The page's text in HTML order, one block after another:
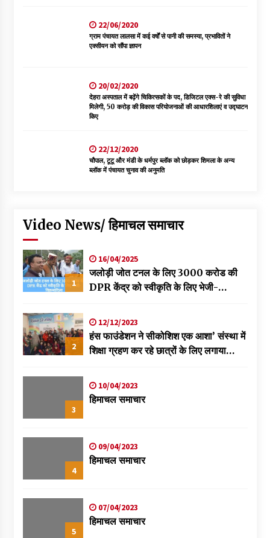
22/06/2020
ग्राम पंचायत लालसा में कई वर्षों से पानी की समस्या, प्रभावितों ने
एक्सीयन को सौंपा ज्ञापन
20/02/2020
देहरा अस्पताल में बढ़ेंगे चिकित्सकों के पद, डिजिटल एक्स-रे की सुविधा
मिलेगी, 50 करोड़ की विकास परियोजनाओं की आधारशिलाएं व उद्घाटन
किए
22/12/2020
चौपाल, टूटू और मंडी के धर्मपुर ब्लॉक को छोड़कर शिमला के अन्य
ब्लॉक में पंचायत चुनाव की अनुमति
Video News/ हिमाचल समाचार
1
16/04/2025
जलोड़ी जोत टनल के लिए 3000 करोड की
DPR केंद्र को स्वीकृति के लिए भेजी-
2
12/12/2023
हंस फाउंडेशन ने सीकोशिश एक आशा’ संस्था में
शिक्षा ग्रहण कर रहे छात्रों के लिए लगाया
3
10/04/2023
हिमाचल समाचार
4
09/04/2023
हिमाचल समाचार
5
07/04/2023
हिमाचल समाचार